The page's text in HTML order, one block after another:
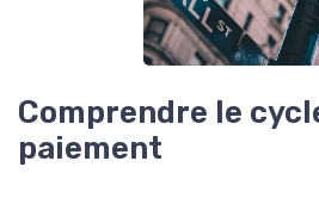
Comprendre le
paiement